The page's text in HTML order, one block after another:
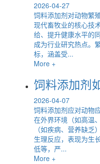
2026-04-27
饲料添加剂对动物繁
现代畜牧业的核心技
给、提升健康水平的
成为行业研究热点。
标，涵盖受...
More +
饲料添加剂
2026-04-07
饲料添加剂应对动物
在外界环境（如高温
（如疾病、营养缺
生理反应，表现为生
低等，严...
More +